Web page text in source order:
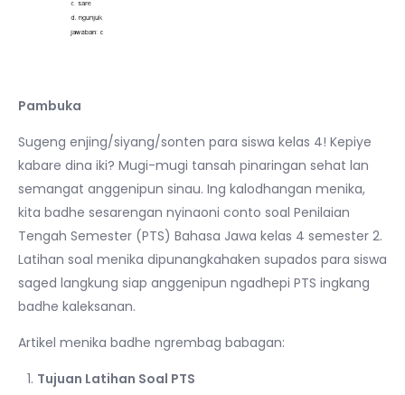
Pambuka
Sugeng enjing/siyang/sonten para siswa kelas 4! Kepiye
kabare dina iki? Mugi-mugi tansah pinaringan sehat lan
semangat anggenipun sinau. Ing kalodhangan menika,
kita badhe sesarengan nyinaoni conto soal Penilaian
Tengah Semester (PTS) Bahasa Jawa kelas 4 semester 2.
Latihan soal menika dipunangkahaken supados para siswa
saged langkung siap anggenipun ngadhepi PTS ingkang
badhe kaleksanan.
Artikel menika badhe ngrembag babagan:
Tujuan Latihan Soal PTS